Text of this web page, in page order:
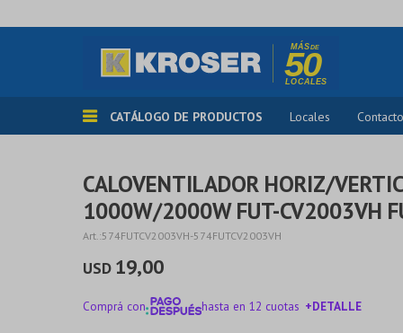
CATÁLOGO DE PRODUCTOS Locales Contacto
CALOVENTILADOR HORIZ/
1000W/2000W FUT-CV2003VH
574FUTCV2003VH-574FUTCV2003VH
USD 19,00
Comprá con hasta en 12 cuotas +DETALLE